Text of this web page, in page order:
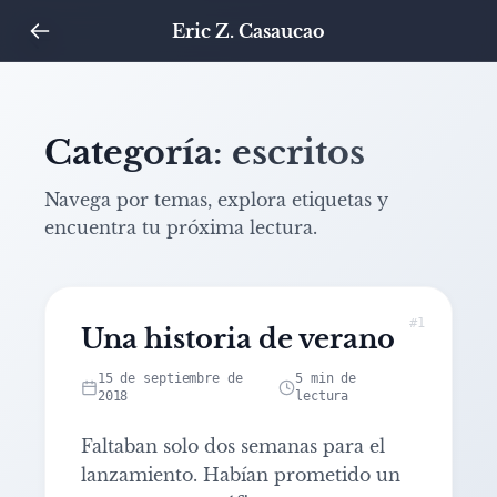
Eric Z. Casaucao
Categoría: escritos
Navega por temas, explora etiquetas y
encuentra tu próxima lectura.
#1
Leer artículo: Una historia de verano
Una historia de verano
15 de septiembre de
2018
5 min de
lectura
Faltaban solo dos semanas para el
lanzamiento. Habían prometido un